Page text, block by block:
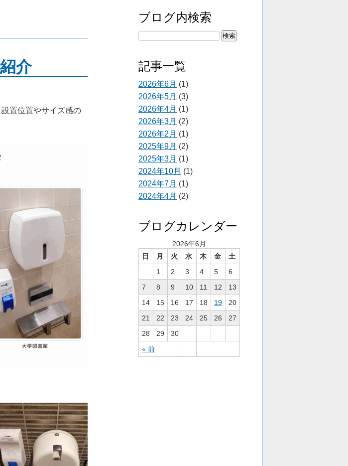
介
置位置やサイズ感の
ブログ内検索
記事一覧
2026年6月 (1)
2026年5月 (3)
2026年4月 (1)
2026年3月 (2)
2026年2月 (1)
2025年9月 (2)
2025年3月 (1)
2024年10月 (1)
2024年7月 (1)
2024年4月 (2)
ブログカレンダー
2026年6月
日
月 火 水 木 金 土
« 前
1 2 3 4 5
6
7
8 9 10 11 12
13
14
15 16 17 18 19
20
21
22 23 24 25 26
27
28
29 30